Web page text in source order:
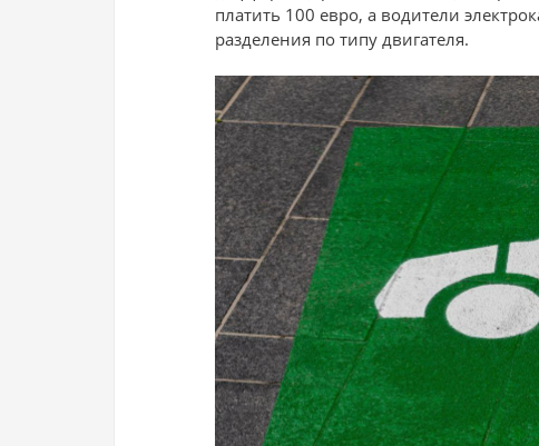
платить 100 евро, а водители
разделения по типу двигателя.